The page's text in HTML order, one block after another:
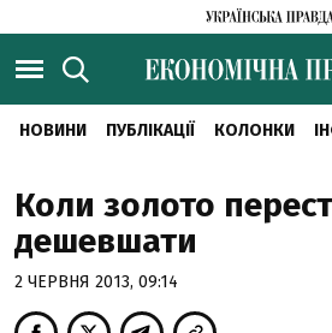
НОВИНИ ПУБЛІКАЦІЇ КОЛОНКИ
Коли золото
дешевшати
2 ЧЕРВНЯ 2013, 09:14